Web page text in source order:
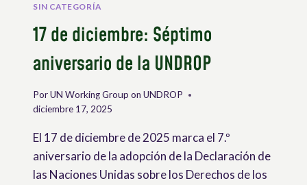
SIN CATEGORÍA
17 de diciembre: Séptimo
aniversario de la UNDROP
PorUN Working Group on UNDROP
diciembre 17, 2025
El 17 de diciembre de 2025 marca el 7.º
aniversario de la adopción de la Declaración de
las Naciones Unidas sobre los Derechos de los